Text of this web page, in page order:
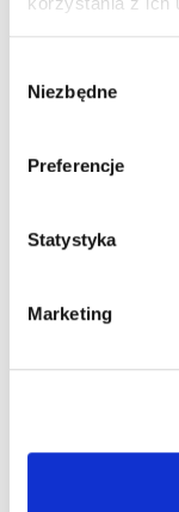
zgody
Niezbędne
Preferencje
Statystyka
Marketing